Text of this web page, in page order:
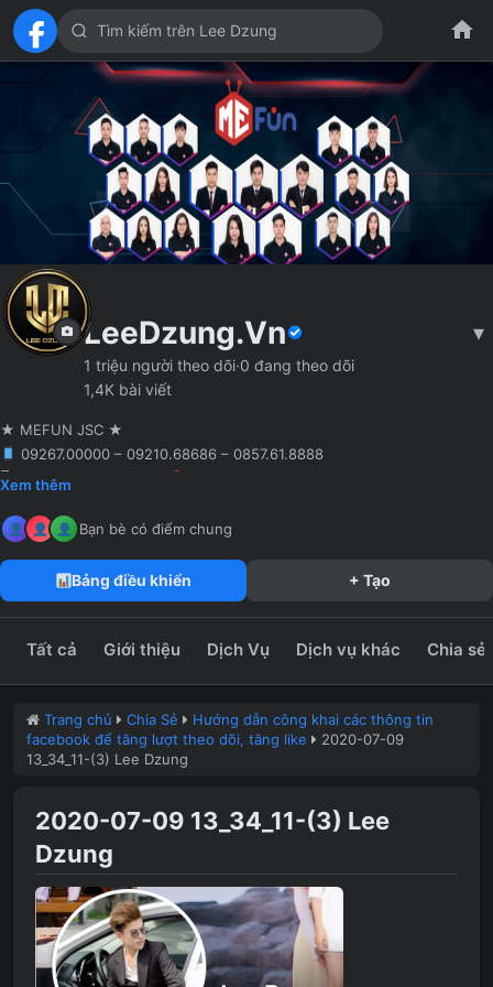
LeeDzung.Vn ▾
1 triệu người theo dõi·0 đang theo dõi
1,4K bài viết
★ MEFUN JSC ★
09267.00000 – 09210.68686 – 0857.61.8888
🖥 Agency truyền thông
leedzung.vn
Xem thêm
Bạn bè có điểm chung
Bảng điều khiển + Tạo
Tất cả Giới thiệu Dịch Vụ Dịch vụ khác Chia sẻ
Trang chủ Chia Sẻ
Hướng dẫn công khai các thông tin
facebook để tăng lượt theo dõi, tăng like
2020-07-09
13_34_11-(3) Lee Dzung
2020-07-09 13_34_11-(3) Lee
Dzung